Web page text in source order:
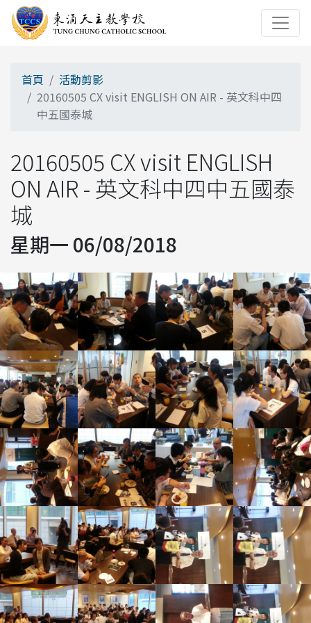
首頁
活動剪影
20160505 CX visit ENGLISH ON AIR - 英文科中四
中五國泰城
20160505 CX visit ENGLISH
ON AIR - 英文科中四中五國泰
城
星期一 06/08/2018